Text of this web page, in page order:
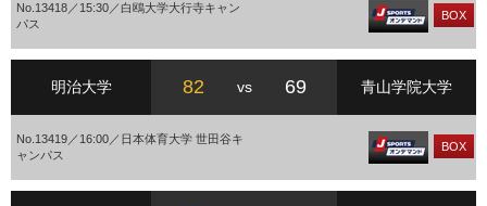
No.13418／15:30／白鴎大学大行寺キャン
パス
BOX
明治大学 82 vs 69 青山学院大学
No.13419／16:00／日本体育大学 世田谷キ
ャンパス
BOX